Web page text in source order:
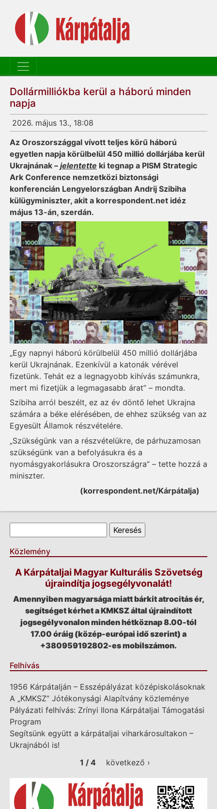
Dollármilliókba kerül a háború minden
napja
2026. május 13., 18:08
Az Oroszországgal vívott teljes körű háború
egyetlen napja körülbelül 450 millió dollárjába kerül
Ukrajnának – jelentette ki tegnap a PISM Strategic
Ark Conference nemzetközi biztonsági
konferencián Lengyelországban Andrij Szibiha
külügyminiszter, akit a korrespondent.net idéz
május 13-án, szerdán.
„Egy napnyi háború körülbelül 450 millió dollárjába
kerül Ukrajnának. Ezenkívül a katonák vérével
fizetünk. Tehát ez a legnagyobb kihívás számunkra,
mert mi fizetjük a legmagasabb árat” – mondta.
Szibiha arról beszélt, ez az év döntő lehet Ukrajna
számára a béke elérésében, de ehhez szükség van az
Egyesült Államok részvételére.
„Szükségünk van a részvételükre, de párhuzamosan
szükségünk van a befolyásukra és a
nyomásgyakorlásukra Oroszországra” – tette hozzá a
miniszter.
(korrespondent.net/Kárpátalja)
Keresés űrlap
Keresés
Közlemény
A Kárpátaljai Magyar Kulturális Szövetség
újraindítja jogsegélyvonalát!
Amennyiben magyarsága miatt bárkit atrocitás ér,
segítséget kérhet a KMKSZ által újraindított
jogsegélyvonalon minden hétköznap 8.00-tól
17.00 óráig (közép-európai idő szerint) a
+380959192802-es mobilszámon.
Felhívás
1956 Kárpátalján – Esszépályázat középiskolásoknak
A „KMKSZ” Jótékonysági Alapítvány közleménye
Pályázati felhívás: Zrínyi Ilona Kárpátaljai Támogatási
Program
Segítsünk együtt a kárpátaljai viharkárosultakon –
Ukrajnából is!
1 / 4
következő ›